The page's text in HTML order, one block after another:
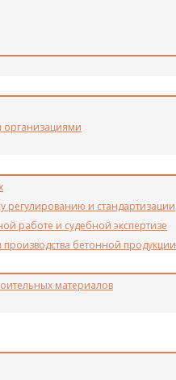
регулированию и стандартизации
работе и судебной экспертизе
бетонной продукции
материалов